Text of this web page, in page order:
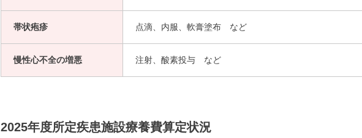
帯状疱疹 点滴、内服、軟膏塗布 など
慢性心不全の増悪 注射、酸素投与 など
2025年度所定疾患施設療養費算定状況